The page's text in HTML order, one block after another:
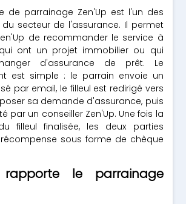
de parrainage Zen'Up est l'un des
du secteur de l'assurance. Il permet
de recommander le service à
ont un projet immobilier ou qui
d'assurance de prêt. Le
est simple : le parrain envoie un
par email, le filleul est redirigé vers
sa demande d'assurance, puis
par un conseiller Zen'Up. Une fois la
filleul finalisée, les deux parties
sous forme de chèque
rapporte le parrainage